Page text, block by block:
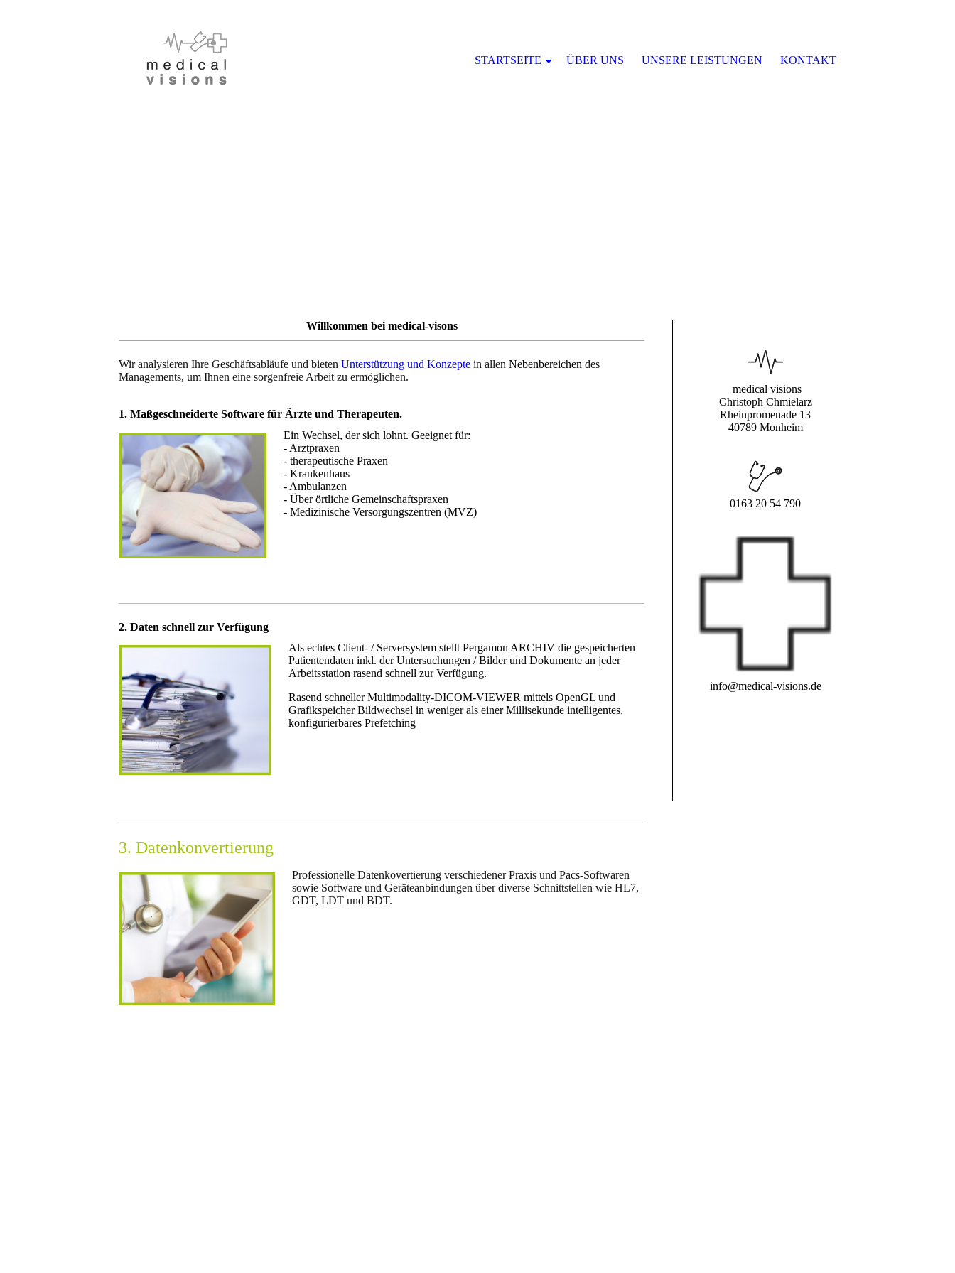
Willkommen bei medical-visons
Wir analysieren Ihre Geschäftsabläufe und bieten Unterstützung und Konzepte in allen Neben­­bereichen des
Managements, um Ihnen eine sorgenfreie Arbeit zu ermöglichen.
1. Maßgeschneiderte Software für Ärzte und Therapeuten.
Ein Wechsel, der sich lohnt. Geeignet für:
- Arztpraxen
- therapeutische Praxen
- Krankenhaus
- Ambulanzen
- Über örtliche Gemeinschaftspraxen
- Medizinische Versorgungszentren (MVZ)
2. Daten schnell zur Verfügung
Als echtes Client- / Server­system stellt Pergamon ARCHIV die gespeicherten
Patientendaten inkl. der Unter­such­ungen / Bilder und Dokumente an jeder
Arbeits­station rasend schnell zur Verfügung.
Rasend schneller Multimodality-DICOM-VIEWER mittels OpenGL und
Grafikspeicher Bildwechsel in weniger als einer Millisekunde intelligentes,
konfigurierbares Prefetching
3. Datenkonvertierung
Professionelle Daten­kover­tierung verschiedener Praxis und Pacs-Softwaren
sowie Software und Gerätean­bindungen über diverse Schnittstellen wie HL7,
GDT, LDT und BDT.
medical visions
Christoph Chmielarz
Rheinpromenade 13
40789 Monheim
0163 20 54 790
info@medical-visions.de
STARTSEITE ÜBER UNS UNSERE LEISTUNGEN KONTAKT